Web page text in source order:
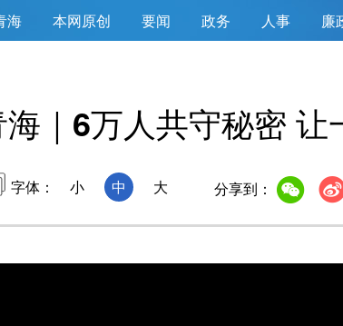
海 本网原创 要闻 政务 人事 廉
｜6万人共守秘密 让
字体： 小 中 大 分享到：